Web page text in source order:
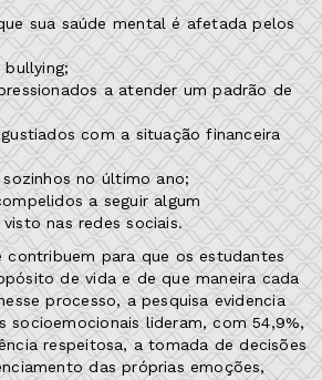
sua saúde mental é afetada pelos
a atender um padrão de
com a situação financeira
sozinhos no último ano;
a seguir algum
nas redes sociais.
para que os estudantes
de vida e de que maneira cada
processo, a pesquisa evidencia
socioemocionais lideram, com 54,9%,
respeitosa, a tomada de decisões
das próprias emoções,